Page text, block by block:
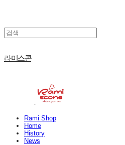
라미스콘
Rami Shop
Home
History
News